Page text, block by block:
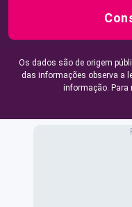
Os dados são de origem
das informações observa a
informação. Para